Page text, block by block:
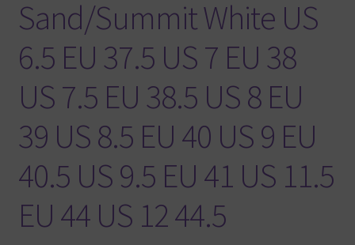
Shop
Warenkorb
Sand/Summit White US
6.5 EU 37.5 US 7 EU 38
US 7.5 EU 38.5 US 8 EU
39 US 8.5 EU 40 US 9 EU
40.5 US 9.5 EU 41 US 11.5
EU 44 US 12 44.5